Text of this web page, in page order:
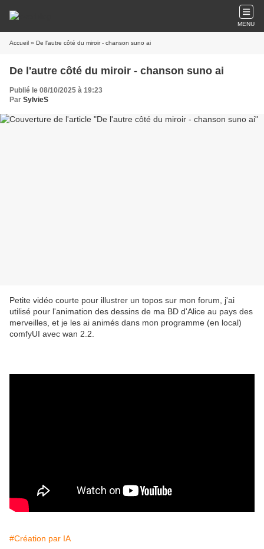
MENU
Accueil » De l'autre côté du miroir - chanson suno ai
De l'autre côté du miroir - chanson suno ai
Publié le 08/10/2025 à 19:23
Par SylvieS
Petite vidéo courte pour illustrer un topos sur mon forum, j'ai
utilisé pour l'animation des dessins de ma BD d'Alice au pays des
merveilles, et je les ai animés dans mon programme (en local)
comfyUI avec wan 2.2.
#Création par IA